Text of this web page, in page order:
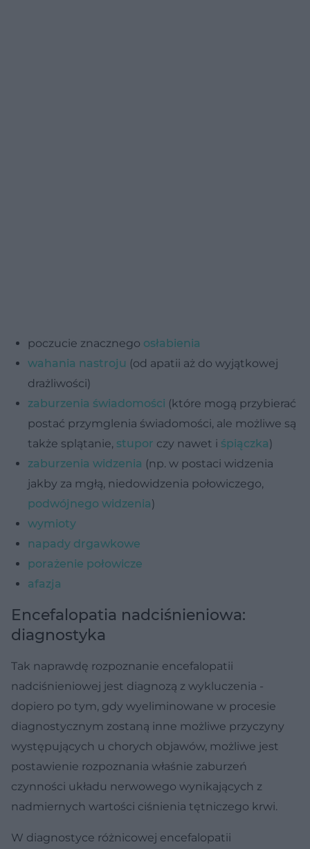
poczucie znacznego osłabienia
wahania nastroju (od apatii aż do wyjątkowej
drażliwości)
zaburzenia świadomości (które mogą przybierać
postać przymglenia świadomości, ale możliwe są
także splątanie, stupor czy nawet i śpiączka)
zaburzenia widzenia (np. w postaci widzenia
jakby za mgłą, niedowidzenia połowiczego,
podwójnego widzenia)
wymioty
napady drgawkowe
porażenie połowicze
afazja
Encefalopatia nadciśnieniowa:
diagnostyka
Tak naprawdę rozpoznanie encefalopatii
nadciśnieniowej jest diagnozą z wykluczenia -
dopiero po tym, gdy wyeliminowane w procesie
diagnostycznym zostaną inne możliwe przyczyny
występujących u chorych objawów, możliwe jest
postawienie rozpoznania właśnie zaburzeń
czynności układu nerwowego wynikających z
nadmiernych wartości ciśnienia tętniczego krwi.
W diagnostyce różnicowej encefalopatii